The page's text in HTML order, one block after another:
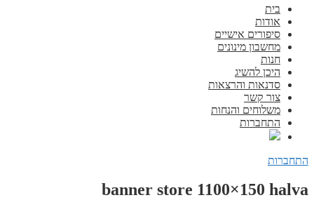
בית
אודות
סיפורים אישיים
מחשבון מינונים
חנות
היכן להשיג
סדנאות והרצאות
צור קשר
משלוחים והנחות
התחברות
התחברות
banner store 1100×150 halva